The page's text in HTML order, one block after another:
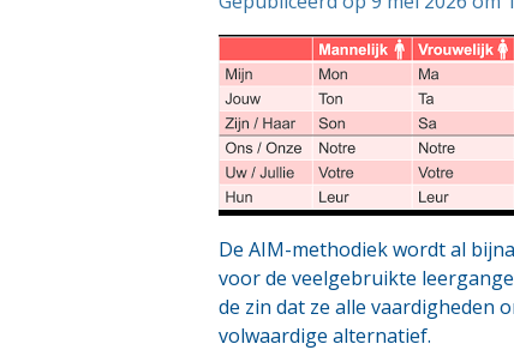
De AIM-methodiek wordt al
voor de veelgebruikte
de zin dat ze alle vaardigheden
volwaardige alternatief.